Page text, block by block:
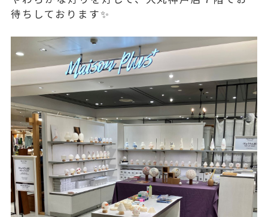
待ちしております✨